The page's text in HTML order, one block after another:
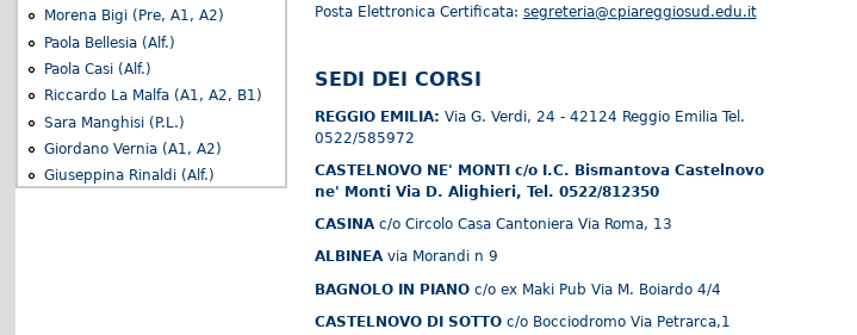
Posta Elettronica Certificata: segreteria@cpiareggiosud.edu.it
SEDI DEI CORSI
REGGIO EMILIA: Via G. Verdi, 24 - 42124 Reggio Emilia Tel.
0522/585972
CASTELNOVO NE' MONTI c/o I.C. Bismantova Castelnovo
ne' Monti Via D. Alighieri, Tel. 0522/812350
CASINAc/o Circolo Casa Cantoniera Via Roma, 13
ALBINEA via Morandi n 9
BAGNOLO IN PIANOc/o ex Maki Pub Via M. Boiardo 4/4
CASTELNOVO DI SOTTOc/o Bocciodromo Via Petrarca,1
Morena Bigi (Pre, A1, A2)
Paola Bellesia (Alf.)
Paola Casi (Alf.)
Riccardo La Malfa (A1, A2, B1)
Sara Manghisi (P.L.)
Giordano Vernia (A1, A2)
Giuseppina Rinaldi (Alf.)